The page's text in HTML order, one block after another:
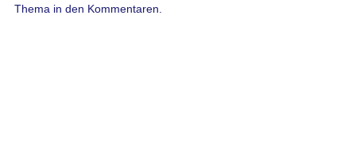
Thema in den Kommentaren.